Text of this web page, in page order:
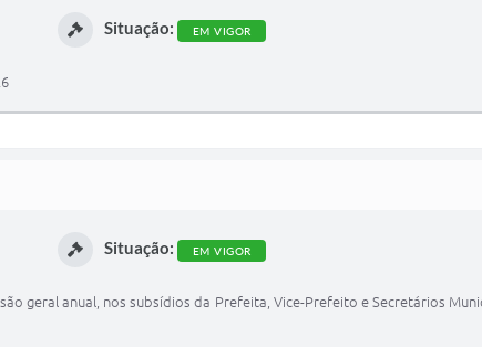
Situação: EM VIGOR
Situação: EM VIGOR
geral anual, nos subsídios da Prefeita, Vice-Prefeito e Secretários